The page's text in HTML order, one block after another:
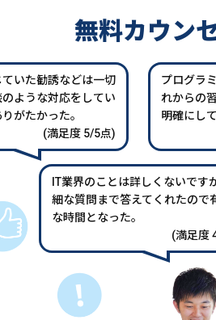
無料カウン
いた勧誘などは一切
ような対応をしてい
がたかった。
(満足度 5/5点)
プログラ
れからの
明確にし
IT業界のことは詳しくないです
細な質問まで答えてくれたので
な時間となった。
(満足度